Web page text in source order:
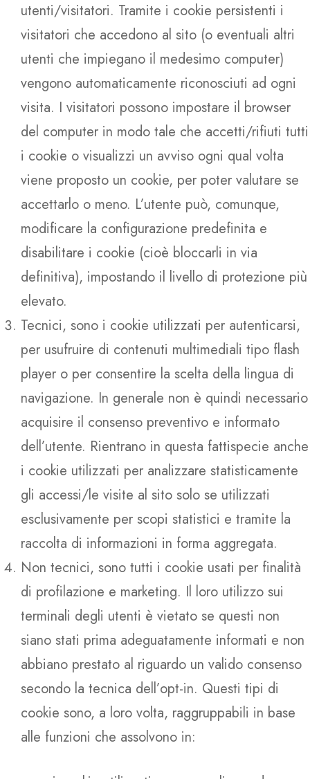
utenti/visitatori. Tramite i cookie persistenti i
visitatori che accedono al sito (o eventuali altri
utenti che impiegano il medesimo computer)
vengono automaticamente riconosciuti ad ogni
visita. I visitatori possono impostare il browser
del computer in modo tale che accetti/rifiuti tutti
i cookie o visualizzi un avviso ogni qual volta
viene proposto un cookie, per poter valutare se
accettarlo o meno. L’utente può, comunque,
modificare la configurazione predefinita e
disabilitare i cookie (cioè bloccarli in via
definitiva), impostando il livello di protezione più
elevato.
Tecnici, sono i cookie utilizzati per autenticarsi,
per usufruire di contenuti multimediali tipo flash
player o per consentire la scelta della lingua di
navigazione. In generale non è quindi necessario
acquisire il consenso preventivo e informato
dell’utente. Rientrano in questa fattispecie anche
i cookie utilizzati per analizzare statisticamente
gli accessi/le visite al sito solo se utilizzati
esclusivamente per scopi statistici e tramite la
raccolta di informazioni in forma aggregata.
Non tecnici, sono tutti i cookie usati per finalità
di profilazione e marketing. Il loro utilizzo sui
terminali degli utenti è vietato se questi non
siano stati prima adeguatamente informati e non
abbiano prestato al riguardo un valido consenso
secondo la tecnica dell’opt-in. Questi tipi di
cookie sono, a loro volta, raggruppabili in base
alle funzioni che assolvono in: